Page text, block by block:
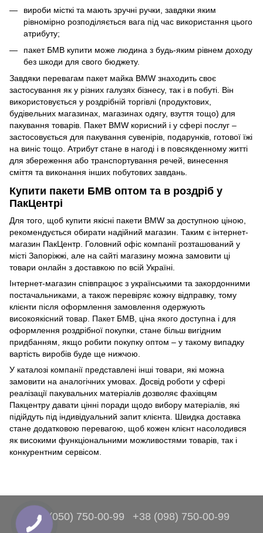
вироби місткі та мають зручні ручки, завдяки яким
рівномірно розподіляється вага під час використання цього
атрибуту;
пакет БМВ купити може людина з будь-яким рівнем доходу
без шкоди для свого бюджету.
Завдяки перевагам пакет майка BMW знаходить своє
застосування як у різних галузях бізнесу, так і в побуті. Він
використовується у роздрібній торгівлі (продуктових,
будівельних магазинах, магазинах одягу, взуття тощо) для
пакування товарів. Пакет BMW корисний і у сфері послуг –
застосовується для пакування сувенірів, подарунків, готової їжі
на виніс тощо. Атрибут стане в нагоді і в повсякденному житті
для збереження або транспортування речей, винесення
сміття та виконання інших побутових завдань.
Купити пакети БМВ оптом та в роздріб у
ПакЦентрі
Для того, щоб купити якісні пакети BMW за доступною ціною,
рекомендується обирати надійний магазин. Таким є інтернет-
магазин ПакЦентр. Головний офіс компанії розташований у
місті Запоріжжі, але на сайті магазину можна замовити ці
товари онлайн з доставкою по всій Україні.
Інтернет-магазин співпрацює з українськими та закордонними
постачальниками, а також перевіряє кожну відправку, тому
клієнти після оформлення замовлення одержують
високоякісний товар. Пакет БМВ, ціна якого доступна і для
оформлення роздрібної покупки, стане більш вигідним
придбанням, якщо робити покупку оптом – у такому випадку
вартість виробів буде ще нижчою.
У каталозі компанії представлені інші товари, які можна
замовити на аналогічних умовах. Досвід роботи у сфері
реалізації пакувальних матеріалів дозволяє фахівцям
Пакцентру давати цінні поради щодо вибору матеріалів, які
підійдуть під індивідуальний запит клієнта. Швидка доставка
стане додатковою перевагою, щоб кожен клієнт насолодився
як високими функціональними можливостями товарів, так і
конкурентним сервісом.
+38 (050) 750-00-99 +38 (098) 750-00-99